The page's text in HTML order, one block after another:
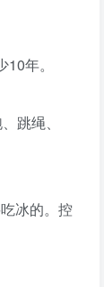
年。
跳绳、
冰的。控